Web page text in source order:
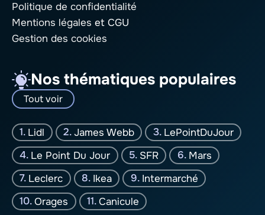
Politique de confidentialité
Mentions légales et CGU
Gestion des cookies
Nos thématiques populaires
Tout voir
Lidl James Webb
LePointDuJour
Le Point Du Jour
SFR
Mars
Leclerc
Ikea
Intermarché
Orages
Canicule